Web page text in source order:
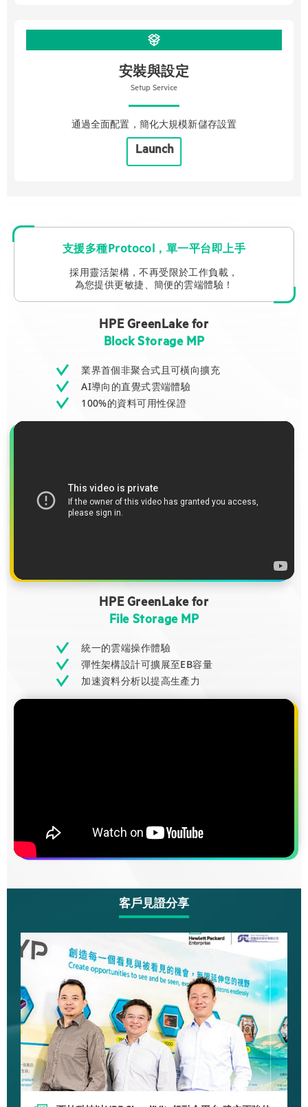
安裝與設定
Setup Service
通過全面配置，簡化大規模新儲存設置
Launch
支援多種Protocol，單一平台即上手
採用靈活架構，不再受限於工作負載，
為您提供更敏捷、簡便的雲端體驗！
HPE GreenLake for
Block Storage MP
業界首個非聚合式且可橫向擴充
AI導向的直覺式雲端體驗
100%的資料可用性保證
HPE GreenLake for
File Storage MP
統一的雲端操作體驗
彈性架構設計可擴展至EB容量
加速資料分析以提高生產力
客戶見證分享